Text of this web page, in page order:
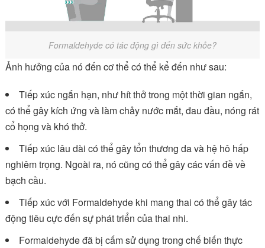
Formaldehyde có tác động gì đến sức khỏe?
Ảnh hưởng của nó đến cơ thể có thể kể đến như sau:
Tiếp xúc ngắn hạn, như hít thở trong một thời gian ngắn,
có thể gây kích ứng và làm chảy nước mắt, đau đầu, nóng rát
cổ họng và khó thở.
Tiếp xúc lâu dài có thể gây tổn thương da và hệ hô hấp
nghiêm trọng. Ngoài ra, nó cũng có thể gây các vấn đề về
bạch cầu.
Tiếp xúc với Formaldehyde khi mang thai có thể gây tác
động tiêu cực đến sự phát triển của thai nhi.
Formaldehyde đã bị cấm sử dụng trong chế biến thực